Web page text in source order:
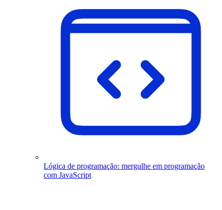
Lógica de programação: mergulhe em programação
com JavaScript